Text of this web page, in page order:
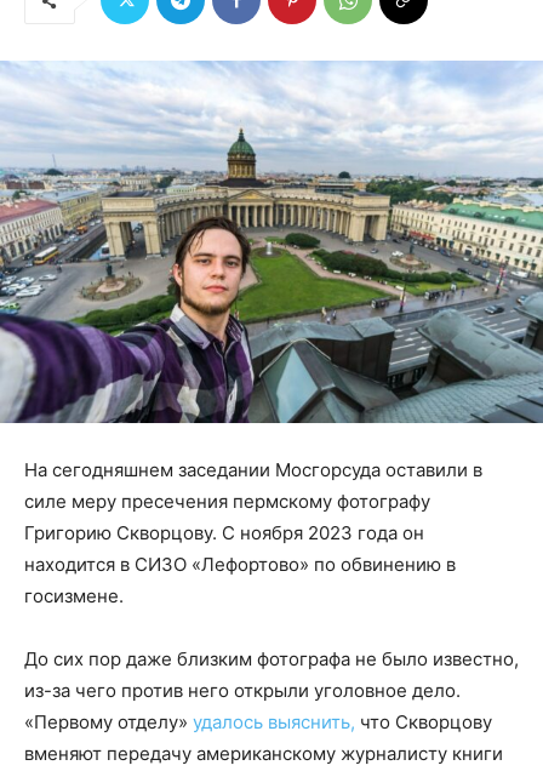
На сегодняшнем заседании Мосгорсуда оставили в
силе меру пресечения пермскому фотографу
Григорию Скворцову. С ноября 2023 года он
находится в СИЗО «Лефортово» по обвинению в
госизмене.
До сих пор даже близким фотографа не было известно,
из-за чего против него открыли уголовное дело.
«Первому отделу» удалось выяснить, что Скворцову
вменяют передачу американскому журналисту книги